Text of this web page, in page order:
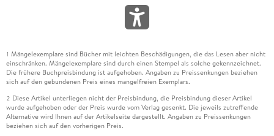
1 Mängelexemplare sind Bücher mit leichten Beschädigungen, die das Lesen aber nicht
einschränken. Mängelexemplare sind durch einen Stempel als solche gekennzeichnet.
Die frühere Buchpreisbindung ist aufgehoben. Angaben zu Preissenkungen beziehen
sich auf den gebundenen Preis eines mangelfreien Exemplars.
2 Diese Artikel unterliegen nicht der Preisbindung, die Preisbindung dieser Artikel
wurde aufgehoben oder der Preis wurde vom Verlag gesenkt. Die jeweils zutreffende
Alternative wird Ihnen auf der Artikelseite dargestellt. Angaben zu Preissenkungen
beziehen sich auf den vorherigen Preis.